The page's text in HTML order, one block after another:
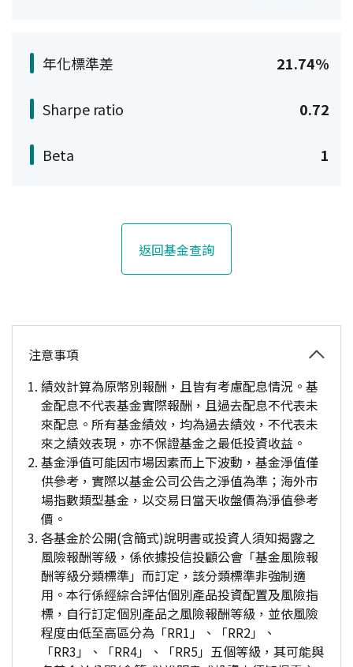
年化標準差 21.74%
Sharpe ratio 0.72
Beta 1
返回基金查詢
注意事項
績效計算為原幣別報酬，且皆有考慮配息情況。基
金配息不代表基金實際報酬，且過去配息不代表未
來配息。所有基金績效，均為過去績效，不代表未
來之績效表現，亦不保證基金之最低投資收益。
基金淨值可能因市場因素而上下波動，基金淨值僅
供參考，實際以基金公司公告之淨值為準；海外市
場指數類型基金，以交易日當天收盤價為淨值參考
價。
各基金於公開(含簡式)說明書或投資人須知揭露之
風險報酬等級，係依據投信投顧公會「基金風險報
酬等級分類標準」而訂定，該分類標準非強制適
用。本行係經綜合評估個別產品投資配置及風險指
標，自行訂定個別產品之風險報酬等級，並依風險
程度由低至高區分為「RR1」、「RR2」、
「RR3」、「RR4」、「RR5」五個等級，其可能與